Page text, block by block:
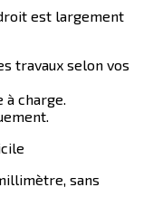
est largement
travaux selon vos
charge.
sans